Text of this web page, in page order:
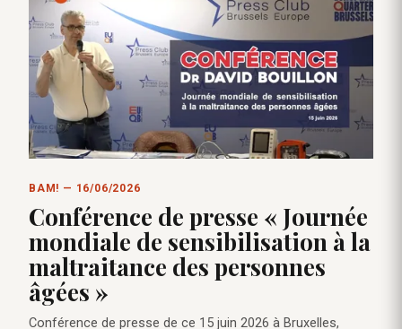
BAM! — 16/06/2026
Conférence de presse « Journée
mondiale de sensibilisation à la
maltraitance des personnes
âgées »
Conférence de presse de ce 15 juin 2026 à Bruxelles,